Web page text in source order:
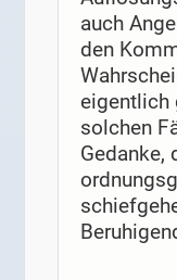
auch
den
eigentlich
solchen
Gedanke,